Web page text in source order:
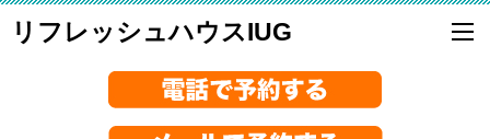
リフレッシュハウスIUG